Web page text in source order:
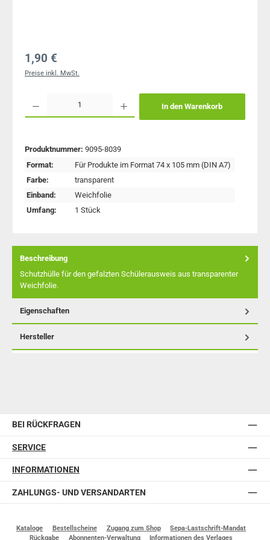
Regulärer Preis:
1,90 €
Preise inkl. MwSt.
In den Warenkorb
Produktnummer: 9095-8039
Format:
Für Produkte im Format 74 x 105 mm (DIN A7)
Farbe:
transparent
Einband:
Weichfolie
Umfang:
1 Stück
Beschreibung
Schutzhülle für den gefalzten Schülerausweis aus transparenter
Weichfolie.
Eigenschaften
Hersteller
BEI RÜCKFRAGEN
SERVICE
INFORMATIONEN
ZAHLUNGS- UND VERSANDARTEN
Kataloge Bestellscheine Zugang zum Shop
Sepa-Lastschrift-Mandat
Rückgabe
Abonnenten-Verwaltung Informationen des Verlages